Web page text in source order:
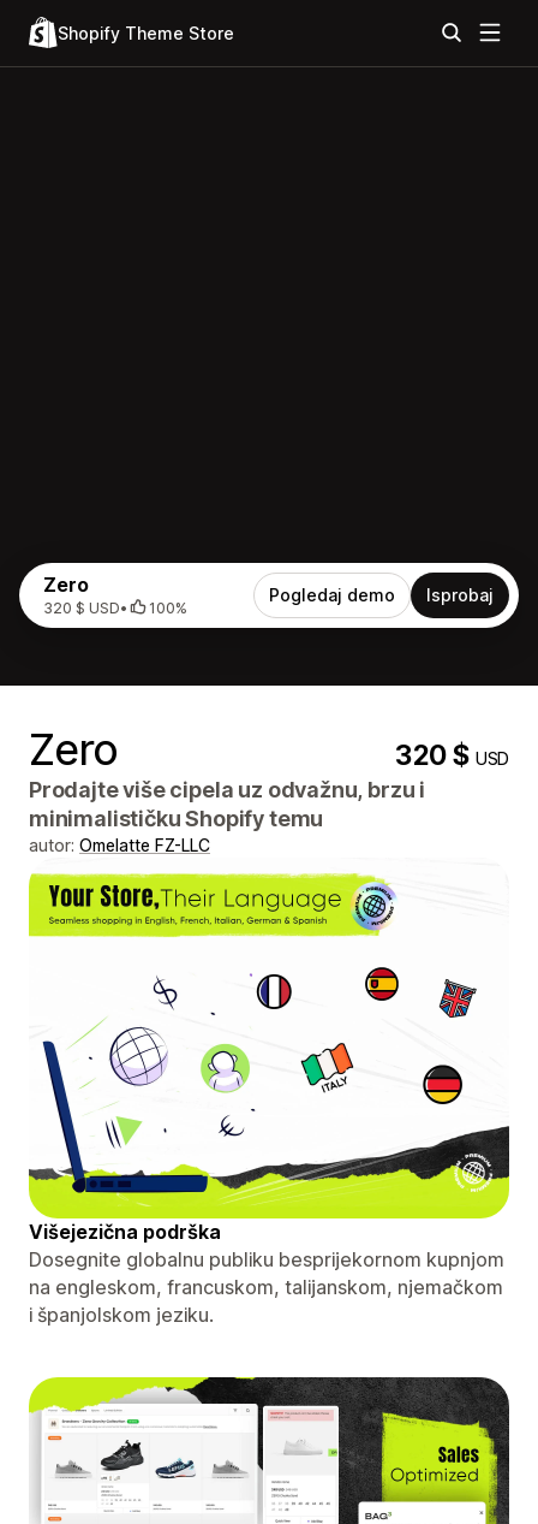
Shopify Theme Store
Zero
320 $ USD• 100%
Pogledaj demo Isprobaj
Zero 320 $USD
Prodajte više cipela uz odvažnu, brzu i
minimalističku Shopify temu
autor: Omelatte FZ-LLC
Višejezična podrška
Dosegnite globalnu publiku besprijekornom kupnjom
na engleskom, francuskom, talijanskom, njemačkom
i španjolskom jeziku.